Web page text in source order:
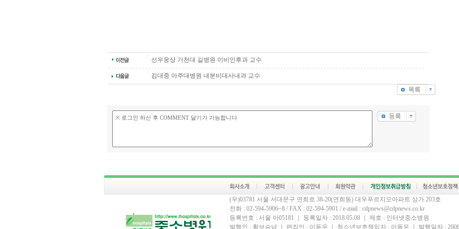
선우웅상 가천대 길병원 이비인후과 교수
김대중 아주대병원 내분비대사내과 교수
(우)03781 서울 서대문구 연희로 38-20(연희동) 대우푸르지오아파트 상가 203호
전화 : 02-594-5906~8 / FAX : 02-594-5901 / e-mail : cdpnews@cdpnews.co.kr
등록번호 : 서울 아05181 ｜ 등록일자 : 2018.05.08 ｜ 제호 : 인터넷중소병원
발행인 : 황보승남 ｜ 편집인 : 이동우 ｜ 청소년보호책임자 : 이동우 ｜ 발행일자 :